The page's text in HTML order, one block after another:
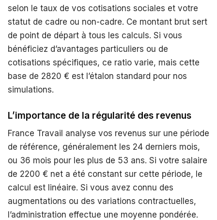
selon le taux de vos cotisations sociales et votre
statut de cadre ou non-cadre. Ce montant brut sert
de point de départ à tous les calculs. Si vous
bénéficiez d’avantages particuliers ou de
cotisations spécifiques, ce ratio varie, mais cette
base de 2820 € est l’étalon standard pour nos
simulations.
L’importance de la régularité des revenus
France Travail analyse vos revenus sur une période
de référence, généralement les 24 derniers mois,
ou 36 mois pour les plus de 53 ans. Si votre salaire
de 2200 € net a été constant sur cette période, le
calcul est linéaire. Si vous avez connu des
augmentations ou des variations contractuelles,
l’administration effectue une moyenne pondérée.